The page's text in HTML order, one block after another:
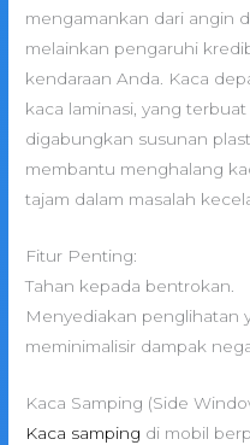
mengamankan dari angin
melainkan pengaruhi
kendaraan Anda. Kaca
kaca laminasi, yang
digabungkan susunan
membantu menghalang
tajam dalam masalah
Fitur Penting:
Tahan kepada bentrokan.
Menyediakan penglihatan
meminimalisir dampak
Kaca Samping (Side
Kaca samping di mobil